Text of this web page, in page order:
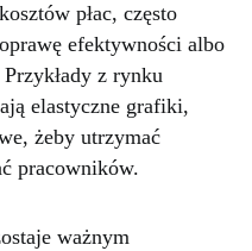
płac, często
efektywności albo
z rynku
elastyczne grafiki,
żeby utrzymać
pracowników.
ważnym